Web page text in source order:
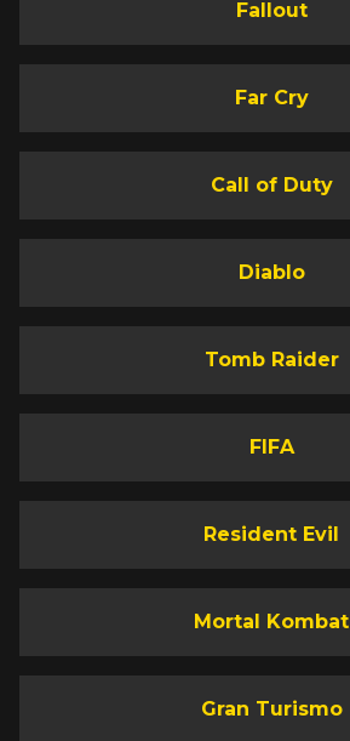
Fallout
Far Cry
Call of Duty
Diablo
Tomb Raider
FIFA
Resident Evil
Mortal Kombat
Gran Turismo